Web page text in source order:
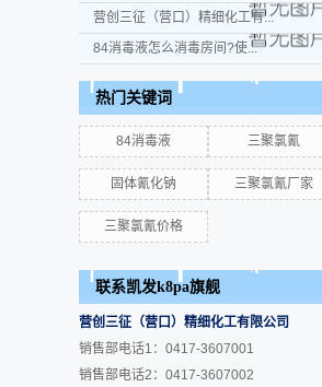
营创三征（营口）精细化工有...
84消毒液怎么消毒房间?使...
热门关键词
84消毒液 三聚氯氰
固体氰化钠 三聚氯氰厂家
三聚氯氰价格
联系凯发k8pa旗舰
营创三征（营口）精细化工有限公司
销售部电话1：0417-3607001
销售部电话2：0417-3607002